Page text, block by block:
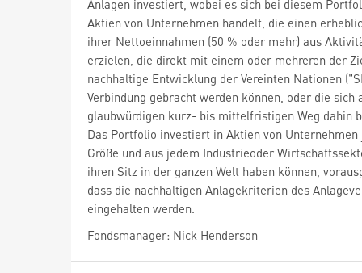
Anlagen investiert, wobei es sich bei diesem
Aktien von Unternehmen handelt, die einen
ihrer Nettoeinnahmen (50 % oder mehr) aus
erzielen, die direkt mit einem oder mehreren der
nachhaltige Entwicklung der Vereinten Nationen
Verbindung gebracht werden können, oder die sich
glaubwürdigen kurz- bis mittelfristigen Weg dahin
Das Portfolio investiert in Aktien von Unternehmen
Größe und aus jedem Industrieoder
ihren Sitz in der ganzen Welt haben können,
dass die nachhaltigen Anlagekriterien des
eingehalten werden.
Fondsmanager: Nick Henderson